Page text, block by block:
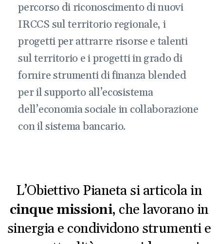
percorso di riconoscimento di nuovi
IRCCS sul territorio regionale, i
progetti per attrarre risorse e talenti
sul territorio e i progetti in grado di
fornire strumenti di finanza blended
per il supporto all’ecosistema
dell’economia sociale in collaborazione
con il sistema bancario.
L’Obiettivo Pianeta si articola in
cinque missioni, che lavorano in
sinergia e condividono strumenti e